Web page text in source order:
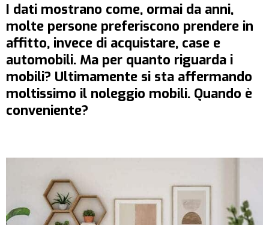
I dati mostrano come, ormai da anni,
molte persone preferiscono prendere in
affitto, invece di acquistare, case e
automobili. Ma per quanto riguarda i
mobili? Ultimamente si sta affermando
moltissimo il noleggio mobili. Quando è
conveniente?